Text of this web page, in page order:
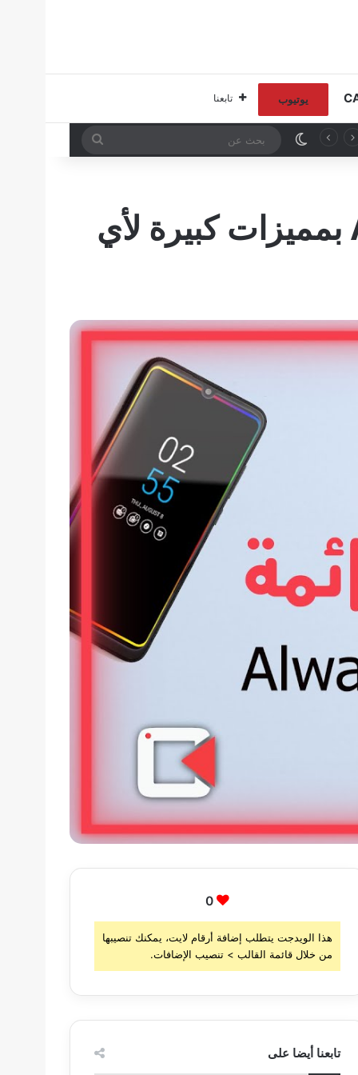
يوتيوب تابعنا
الوضع المظلم
بحث
خاصية الشاشه الدائمة – Always On Display بمميزات كبيرة لأي
0
هذا الويدجت يتطلب إضافة أرقام لايت، يمكنك تنصيبها
من خلال قائمة القالب > تنصيب الإضافات.
تابعنا أيضا على